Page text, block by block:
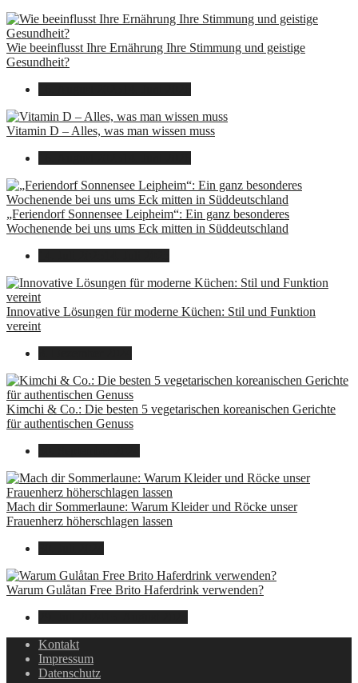
Wie beeinflusst Ihre Ernährung Ihre Stimmung und geistige
Gesundheit?
Vitamin D – Alles, was man wissen muss
„Feriendorf Sonnensee Leipheim“: Ein ganz besonderes
Wochenende bei uns ums Eck mitten in Süddeutschland
Innovative Lösungen für moderne Küchen: Stil und Funktion
vereint
Kimchi & Co.: Die besten 5 vegetarischen koreanischen Gerichte
für authentischen Genuss
Mach dir Sommerlaune: Warum Kleider und Röcke unser
Frauenherz höherschlagen lassen
Warum Gulåtan Free Brito Haferdrink verwenden?
Kontakt
Impressum
Datenschutz